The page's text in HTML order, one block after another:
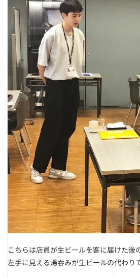
こちらは店員が生ビールを客に届けた後
左手に見える湯吞みが生ビールの代わり